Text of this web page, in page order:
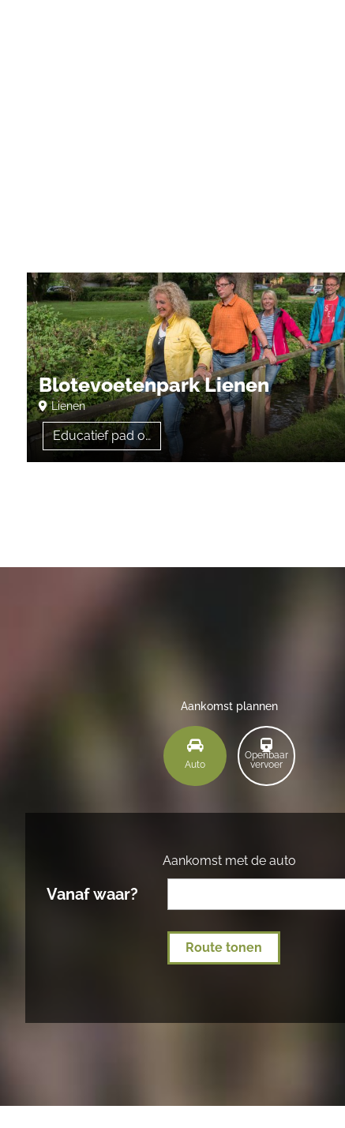
Blotevoetenpark Lienen
Lienen
Educatief pad over natuur
Aankomst plannen
Auto
Openbaar
vervoer
Aankomst met de auto
Vanaf waar?
Route tonen